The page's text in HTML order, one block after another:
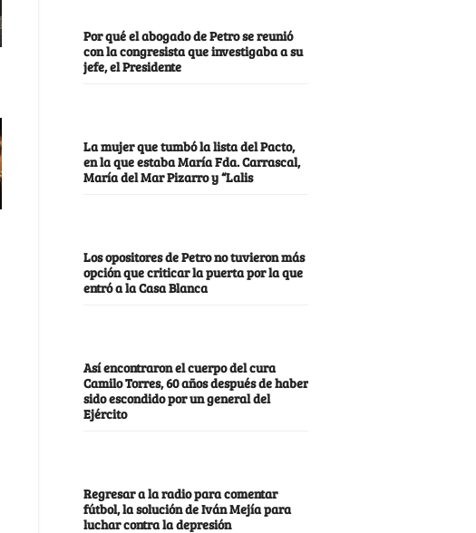
Por qué el abogado de Petro se reunió
con la congresista que investigaba a su
jefe, el Presidente
La mujer que tumbó la lista del Pacto,
en la que estaba María Fda. Carrascal,
María del Mar Pizarro y “Lalis
Los opositores de Petro no tuvieron más
opción que criticar la puerta por la que
entró a la Casa Blanca
Así encontraron el cuerpo del cura
Camilo Torres, 60 años después de haber
sido escondido por un general del
Ejército
Regresar a la radio para comentar
fútbol, la solución de Iván Mejía para
luchar contra la depresión